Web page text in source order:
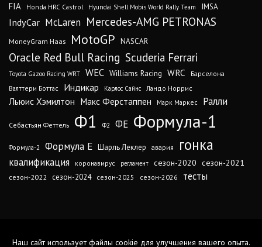
FIA Honda HRC Castrol Hyundai Shell Mobis World Rally Team IMSA
IndyCar McLaren Mercedes-AMG PETRONAS
MoneyGram Haas MotoGP NASCAR
Oracle Red Bull Racing Scuderia Ferrari
Toyota Gazoo Racing WRT WEC Williams Racing WRC
Барселона
Валттери Боттас
Индикар Карлос Сайнс Ландо Норрис
Льюис Хэмилтон Макс Ферстаппен Марк Маркес Ралли
Себастьян Феттель Ф1 Ф2 ФЕ Формула-1
Формула-2 Формула Е Шарль Леклер авария гонка
квалификация коронавирус регламент сезон-2020 сезон-2021
сезон-2022 сезон-2024 сезон-2025 сезон-2026 тесты
Наш сайт использует файлы cookie для улучшения вашего опыта.